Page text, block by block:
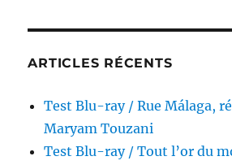
Wingard
ARTICLES RÉCENTS
Test Blu-ray / Rue Málaga,
Maryam Touzani
Test Blu-ray / Tout l’or du